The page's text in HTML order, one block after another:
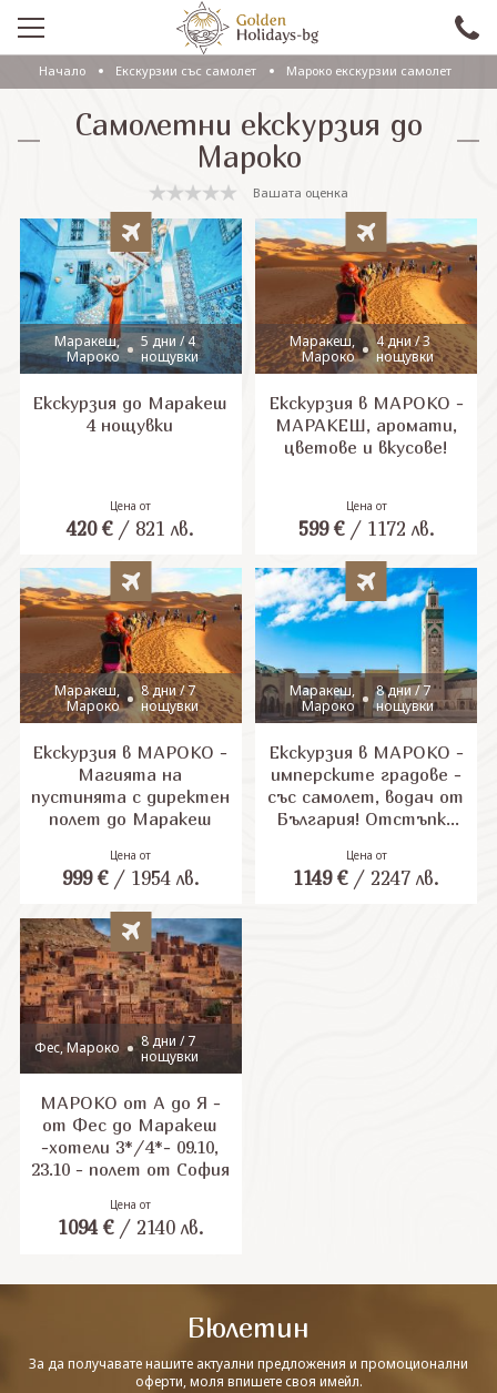
ПРОМО
EКСКУРЗИИ СЪС САМОЛЕТ
ЕКСКУРЗИИ С АВТОБУС
САМОЛЕТНИ ПОЧИВКИ
ПОЧИВКИ С АВТОБУС
ПРАЗНИЦИ
ЕКЗОТИКА
КРУИЗИ
СВЪРЖЕТЕ СЕ С НАС
Начало Eкскурзии със самолет Мароко екскурзии самолет
Самолетни екскурзия до
Мароко
Вашата оценка
Маракеш,
Мароко
5 дни / 4
нощувки
Екскурзия до Маракеш
4 нощувки
Цена от
420 €/ 821 лв.
Маракеш,
Мароко
4 дни / 3
нощувки
Екскурзия в МАРОКО -
МАРАКЕШ, аромати,
цветове и вкусове!
Цена от
599 €/ 1172 лв.
Маракеш,
Мароко
8 дни / 7
нощувки
Екскурзия в МАРОКО -
Магията на
пустинята с директен
полет до Маракеш
Цена от
999 €/ 1954 лв.
Маракеш,
Мароко
8 дни / 7
нощувки
Екскурзия в МАРОКО -
имперските градове -
със самолет, водач от
България! Отстъпки
Цена от
1149 €/ 2247 лв.
Фес, Мароко
8 дни / 7
нощувки
МАРОКО от А до Я -
от Фес до Маракеш
-хотели 3*/4*- 09.10,
23.10 - полет от София
Цена от
1094 €/ 2140 лв.
Бюлетин
За да получавате нашите актуални предложения и промоционални
оферти, моля впишете своя имейл.